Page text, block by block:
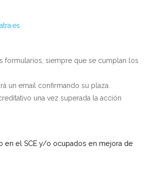
formularios, siempre que se cumplan los
un email confirmando su plaza.
una vez superada la acción
el SCE y/o ocupados en mejora de